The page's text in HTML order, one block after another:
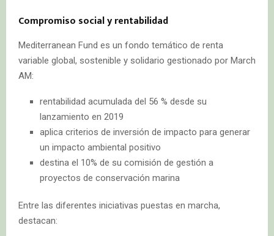
Compromiso social y rentabilidad
Mediterranean Fund es un fondo temático de renta
variable global, sostenible y solidario gestionado por March
AM:
rentabilidad acumulada del 56 % desde su
lanzamiento en 2019
aplica criterios de inversión de impacto para generar
un impacto ambiental positivo
destina el 10% de su comisión de gestión a
proyectos de conservación marina
Entre las diferentes iniciativas puestas en marcha,
destacan: